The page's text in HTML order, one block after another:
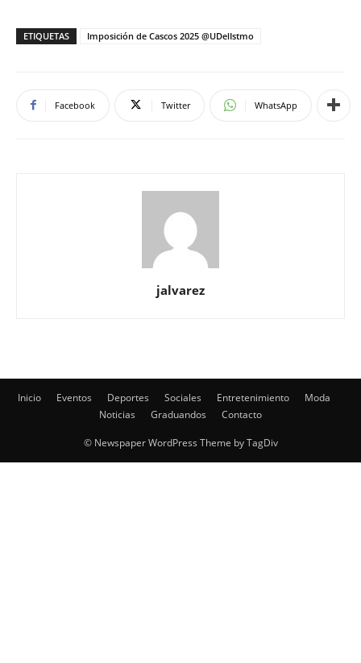
ETIQUETAS Imposición de Cascos 2025 @UDelIstmo
Facebook Twitter WhatsApp
jalvarez
Inicio Eventos Deportes Sociales Entretenimiento
Moda
Noticias
Graduandos Contacto
© Newspaper WordPress Theme by TagDiv